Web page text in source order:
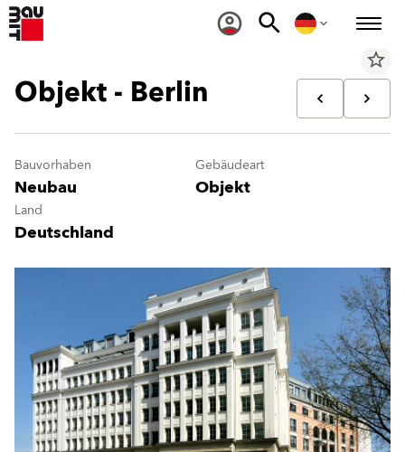
star_border
Objekt - Berlin
Bauvorhaben
Neubau
Gebäudeart
Objekt
Land
Deutschland